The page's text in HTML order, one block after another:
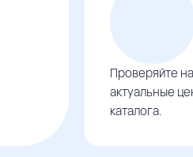
Проверяйте
актуальные
каталога.